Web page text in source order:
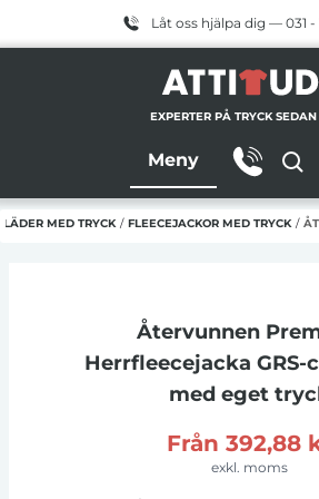
Låt oss hjälpa dig — 031 -
EXPERTER PÅ TRYCK
Meny
MED TRYCK / FLEECEJACKOR MED TRYCK /
Återvunnen
Herrfleecejacka GRS-
med eget
Från 392,88
exkl. moms